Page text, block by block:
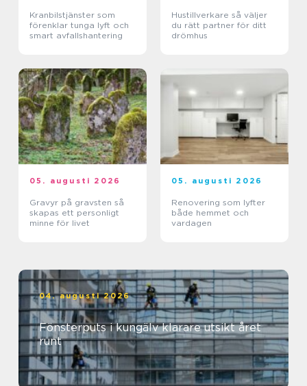
Kranbilstjänster som
förenklar tunga lyft och
smart avfallshantering
Hustillverkare så väljer
du rätt partner för ditt
drömhus
05. augusti 2026
Gravyr på gravsten så
skapas ett personligt
minne för livet
05. augusti 2026
Renovering som lyfter
både hemmet och
vardagen
04. augusti 2026
Fönsterputs i kungälv klarare utsikt året
runt